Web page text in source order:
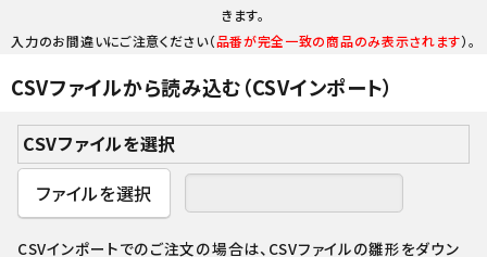
きます。
入力のお間違いにご注意ください（品番が完全一致の商品のみ表示されます）。
CSVファイルから読み込む（CSVインポート）
CSVファイルを選択
ファイルを選択
CSVインポートでのご注文の場合は、 CSVファイルの雛形をダウン